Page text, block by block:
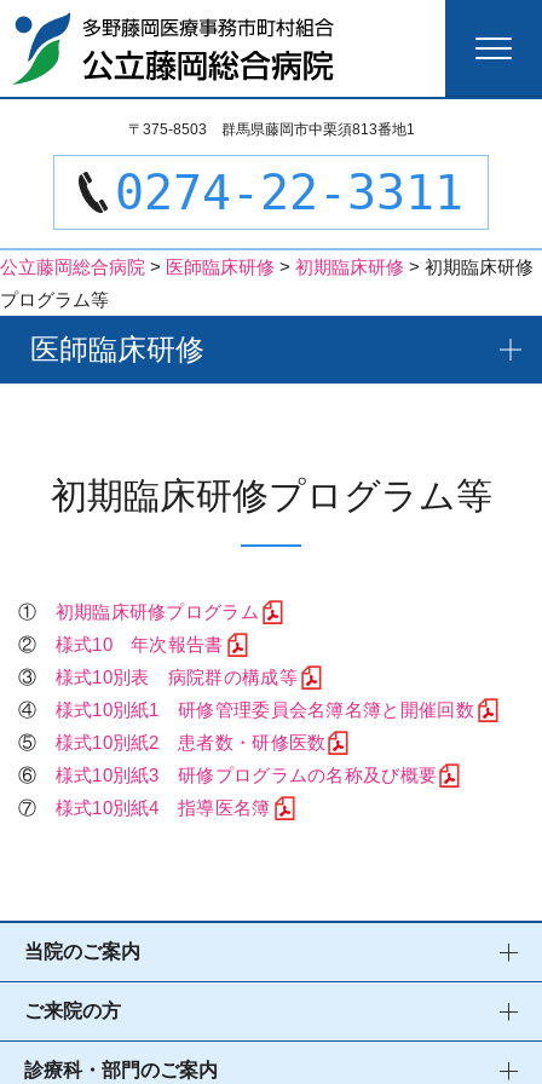
検
索:
〒375-8503 群馬県藤岡市中栗須813番地1
0274-22-3311
公立藤岡総合病院 > 医師臨床研修 > 初期臨床研修 > 初期臨床研修
プログラム等
医師臨床研修
初期臨床研修プログラム等
① 初期臨床研修プログラム
② 様式10 年次報告書
③ 様式10別表 病院群の構成等
④ 様式10別紙1 研修管理委員会名簿名簿と開催回数
⑤ 様式10別紙2 患者数・研修医数
⑥ 様式10別紙3 研修プログラムの名称及び概要
⑦ 様式10別紙4 指導医名簿
当院のご案内
ご来院の方
診療科・部門のご案内